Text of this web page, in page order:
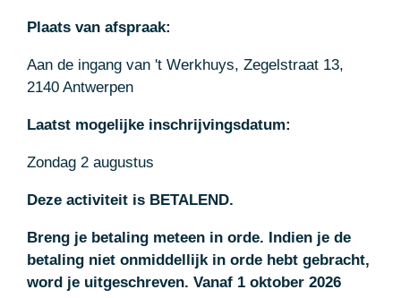
Plaats van afspraak:
Aan de ingang van 't Werkhuys, Zegelstraat 13,
2140 Antwerpen
Laatst mogelijke inschrijvingsdatum:
Zondag 2 augustus
Deze activiteit is BETALEND.
Breng je betaling meteen in orde. Indien je de
betaling niet onmiddellijk in orde hebt gebracht,
word je uitgeschreven. Vanaf 1 oktober 2026